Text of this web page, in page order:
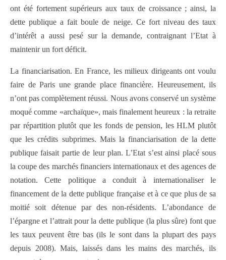
ont été fortement supérieurs aux taux de croissance ; ainsi, la
dette publique a fait boule de neige. Ce fort niveau des taux
d’intérêt a aussi pesé sur la demande, contraignant l’Etat à
maintenir un fort déficit.
La financiarisation. En France, les milieux dirigeants ont voulu
faire de Paris une grande place financière. Heureusement, ils
n’ont pas complètement réussi. Nous avons conservé un système
moqué comme «archaïque», mais finalement heureux : la retraite
par répartition plutôt que les fonds de pension, les HLM plutôt
que les crédits subprimes. Mais la financiarisation de la dette
publique faisait partie de leur plan. L’Etat s’est ainsi placé sous
la coupe des marchés financiers internationaux et des agences de
notation. Cette politique a conduit à internationaliser le
financement de la dette publique française et à ce que plus de sa
moitié soit détenue par des non-résidents. L’abondance de
l’épargne et l’attrait pour la dette publique (la plus sûre) font que
les taux peuvent être bas (ils le sont dans la plupart des pays
depuis 2008). Mais, laissés dans les mains des marchés, ils